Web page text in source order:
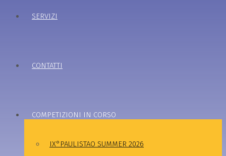
SERVIZI
CONTATTI
COMPETIZIONI IN CORSO
IX°PAULISTAO SUMMER 2026